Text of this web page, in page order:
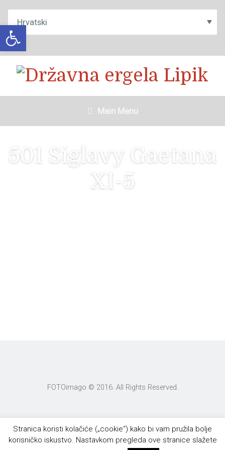
Main Menu
501 Siglavy Gaetana
XI-5
FOTOimago © 2016. All Rights Reserved.
Stranica koristi kolačiće („cookie“) kako bi vam pružila bolje
korisničko iskustvo. Nastavkom pregleda ove stranice slažete
Open toolbar